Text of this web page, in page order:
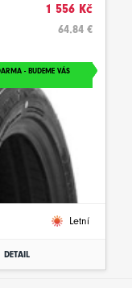
1 556 Kč
64.84 €
- BUDEME VÁS
Letní
DETAIL